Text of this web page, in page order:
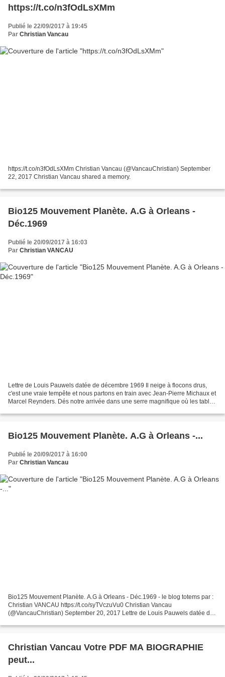
https://t.co/n3fOdLsXMm
Publié le 22/09/2017 à 19:45
Par Christian Vancau
https://t.co/n3fOdLsXMm Christian Vancau (@VancauChristian) September
22, 2017 Christian Vancau shared a memory.
Bio125 Mouvement Planète. A.G à Orleans -
Déc.1969
Publié le 20/09/2017 à 16:03
Par Christian VANCAU
Lettre de Louis Pauwels datée de décembre 1969 Il neige à flocons drus,
c'est une vraie tempête et nous partons en train avec Jean-Pierre Michaux et
Marcel Reynders. Dés notre arrivée dans une serre magnifique où les tables
Bio125 Mouvement Planète. A.G à Orleans -...
Publié le 20/09/2017 à 16:00
Par Christian Vancau
Bio125 Mouvement Planète. A.G à Orleans - Déc.1969 - le blog totems par :
Christian VANCAU https://t.co/syTVczuVu0 Christian Vancau
(@VancauChristian) September 20, 2017 Lettre de Louis Pauwels datée de
Christian Vancau Votre PDF MA BIOGRAPHIE
peut...